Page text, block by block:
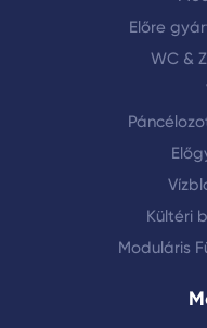
Előre
WC &
Kültéri
Moduláris